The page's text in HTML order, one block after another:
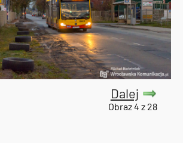
Dalej
Obraz 4 z 28